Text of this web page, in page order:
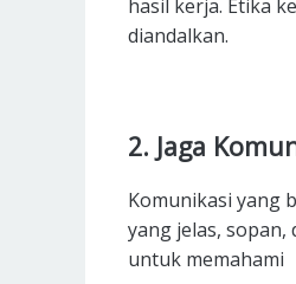
hasil kerja. Etika
diandalkan.
2. Jaga
Komunikasi yang
yang jelas,
untuk memahami